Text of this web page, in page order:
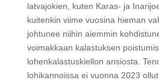
latvajokien, kuten Karas- ja
kuitenkin viime vuosina hieman
johtunee niihin aiemmin
voimakkaan kalastuksen
lohenkalastuskiellon ansiosta.
lohikannoissa ei vuonna 2023